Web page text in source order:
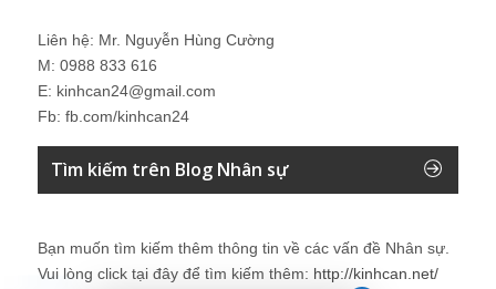
Liên hệ: Mr. Nguyễn Hùng Cường
M: 0988 833 616
E: kinhcan24@gmail.com
Fb: fb.com/kinhcan24
Tìm kiếm trên Blog Nhân sự
Bạn muốn tìm kiếm thêm thông tin về các vấn đề Nhân sự
Vui lòng click tại đây để tìm kiếm thêm: http://kinhcan.net/